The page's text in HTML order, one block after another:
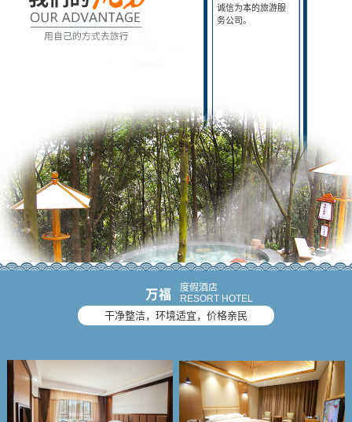
诚信为本的旅游服
务公司。
度假酒店
RESORT HOTEL
干净整洁，环境适宜，价格亲民